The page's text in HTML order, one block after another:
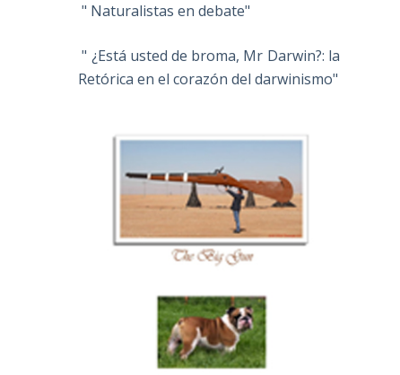
" Naturalistas en debate"
" ¿Está usted de broma, Mr Darwin?: la
Retórica en el corazón del darwinismo"